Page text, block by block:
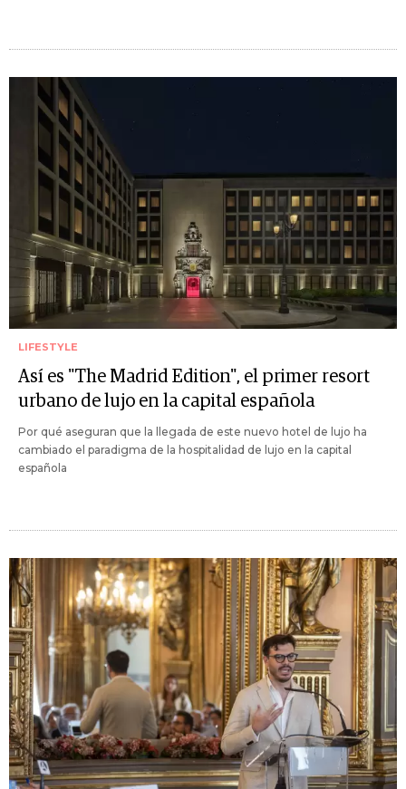
LIFESTYLE
Así es "The Madrid Edition", el primer resort
urbano de lujo en la capital española
Por qué aseguran que la llegada de este nuevo hotel de lujo ha
cambiado el paradigma de la hospitalidad de lujo en la capital
española